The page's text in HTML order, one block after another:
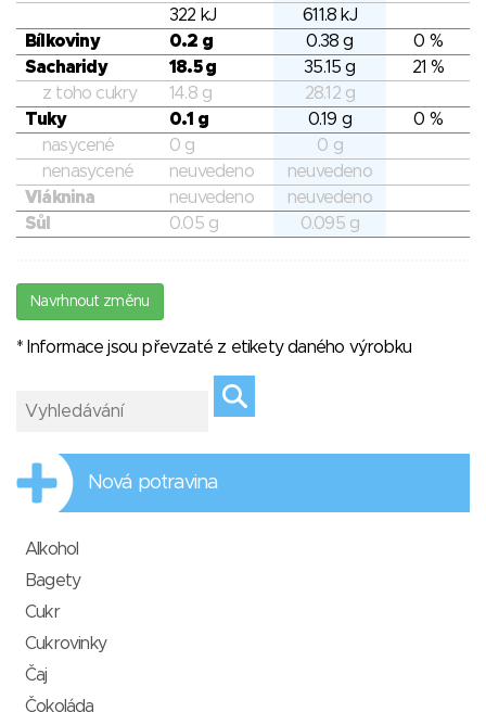
322 kJ
611.8 kJ
Bílkoviny
0.2 g 0.38 g
0 %
Sacharidy
18.5 g 35.15 g
21 %
z toho cukry
14.8 g
28.12 g
Tuky
0.1 g 0.19 g
0 %
nasycené
0 g
0 g
nenasycené
neuvedeno
neuvedeno
Vláknina
neuvedeno
neuvedeno
Sůl
0.05 g 0.095 g
Navrhnout změnu
* Informace jsou převzaté z etikety daného výrobku
Nová potravina
Alkohol
Bagety
Cukr
Cukrovinky
Čaj
Čokoláda